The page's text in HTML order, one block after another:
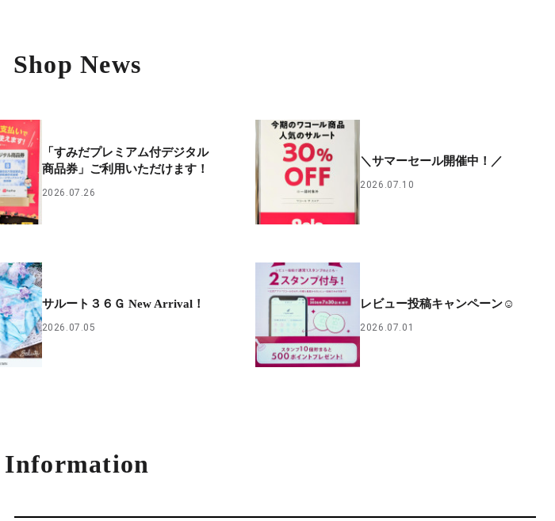
Shop News
「すみだプレミアム付デジタル
商品券」ご利用いただけます！
2026.07.26
＼サマーセール開催中！／
2026.07.10
サルート３６Ｇ New Arrival！
2026.07.05
レビュー投稿キャンペーン☺︎
2026.07.01
Information